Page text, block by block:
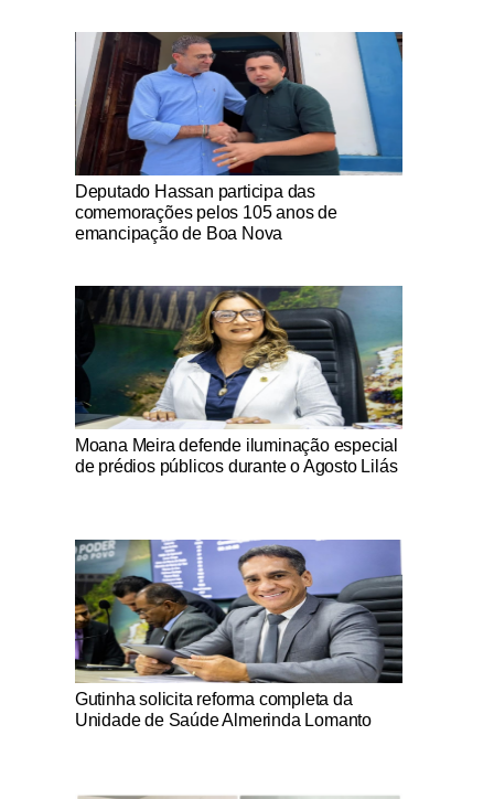
Notícias Católicas
Deputado Hassan participa das
comemorações pelos 105 anos de
emancipação de Boa Nova
Notícias Católicas
Moana Meira defende iluminação especial
de prédios públicos durante o Agosto Lilás
Notícias Católicas
Gutinha solicita reforma completa da
Unidade de Saúde Almerinda Lomanto